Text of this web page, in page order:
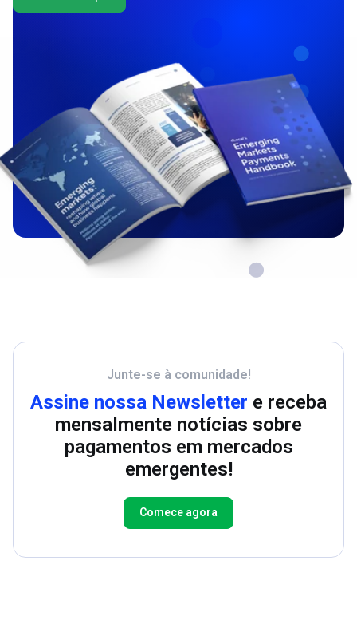
Junte-se à comunidade!
Assine nossa Newsletter e receba
mensalmente notícias sobre
pagamentos em mercados
emergentes!
Comece agora